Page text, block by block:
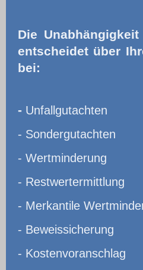
Die
entscheidet über
bei:
- Unfallgutachten
- Sondergutachten
- Wertminderung
- Restwertermittlung
- Merkantile
- Beweissicherung
- Kostenvoranschlag